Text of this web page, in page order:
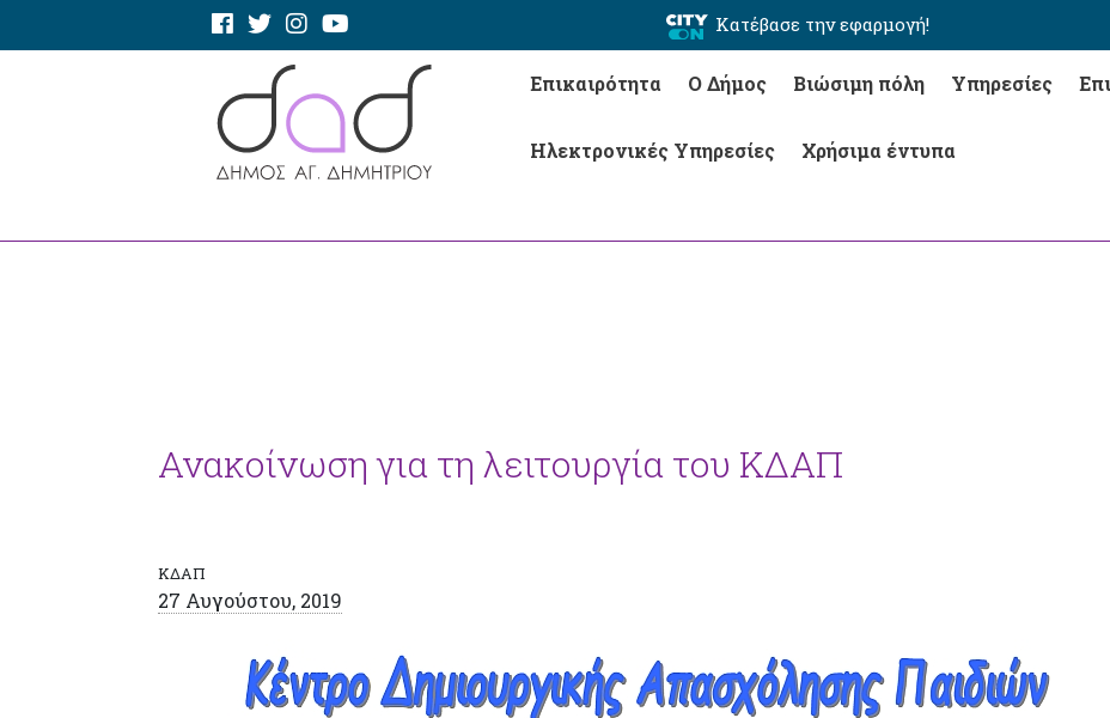
Κατέβασε την εφαρμογή!
Επικαιρότητα Ο Δήμος Βιώσιμη πόλη Υπηρεσίες
Ηλεκτρονικές Υπηρεσίες Χρήσιμα έντυπα
Ανακοίνωση για τη λειτουργία του ΚΔΑΠ
ΚΔΑΠ
27 Αυγούστου, 2019